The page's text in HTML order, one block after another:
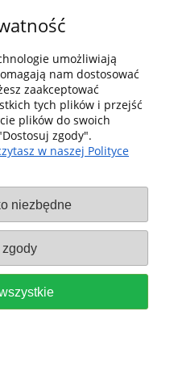
Platin
S1000 do
139,00 zł
do koszyka
umożliwiają
nam dostosować
zaakceptować
tych plików i przejść
plików do swoich
zgody".
w naszej Polityce
niezbędne